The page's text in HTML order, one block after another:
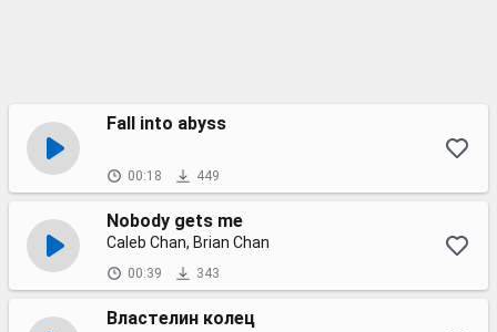
Fall into abyss
00:18 449
Nobody gets me
Caleb Chan, Brian Chan
00:39 343
Властелин колец